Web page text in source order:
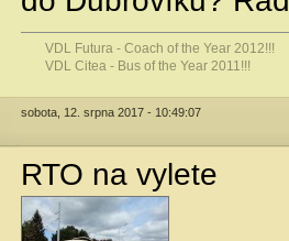
VDL Futura - Coach of the Year 2012!!!
VDL Citea - Bus of the Year 2011!!!
sobota, 12. srpna 2017 - 10:49:07
RTO na vylete